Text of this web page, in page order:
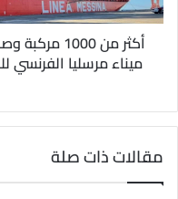
أكثر من
ميناء مرسليا الفرنسي
مقالات ذات صلة